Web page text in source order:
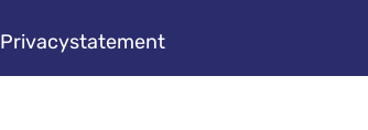
Privacystatement